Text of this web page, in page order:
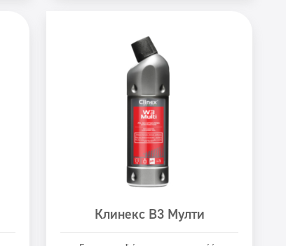
Клинекс В3 Мулти